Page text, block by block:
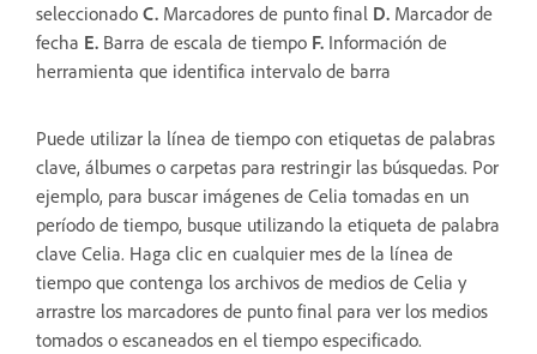
seleccionado C. Marcadores de punto final D. Marcador de
fecha E. Barra de escala de tiempo F. Información de
herramienta que identifica intervalo de barra
Puede utilizar la línea de tiempo con etiquetas de palabras
clave, álbumes o carpetas para restringir las búsquedas. Por
ejemplo, para buscar imágenes de Celia tomadas en un
período de tiempo, busque utilizando la etiqueta de palabra
clave Celia. Haga clic en cualquier mes de la línea de
tiempo que contenga los archivos de medios de Celia y
arrastre los marcadores de punto final para ver los medios
tomados o escaneados en el tiempo especificado.